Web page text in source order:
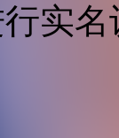
实名